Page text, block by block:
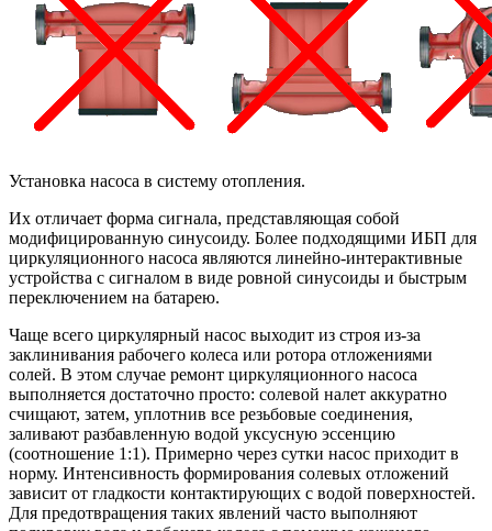
Установка насоса в систему отопления.
Их отличает форма сигнала, представляющая собой
модифицированную синусоиду. Более подходящими ИБП для
циркуляционного насоса являются линейно-интерактивные
устройства с сигналом в виде ровной синусоиды и быстрым
переключением на батарею.
Чаще всего циркулярный насос выходит из строя из-за
заклинивания рабочего колеса или ротора отложениями
солей. В этом случае ремонт циркуляционного насоса
выполняется достаточно просто: солевой налет аккуратно
счищают, затем, уплотнив все резьбовые соединения,
заливают разбавленную водой уксусную эссенцию
(соотношение 1:1). Примерно через сутки насос приходит в
норму. Интенсивность формирования солевых отложений
зависит от гладкости контактирующих с водой поверхностей.
Для предотвращения таких явлений часто выполняют